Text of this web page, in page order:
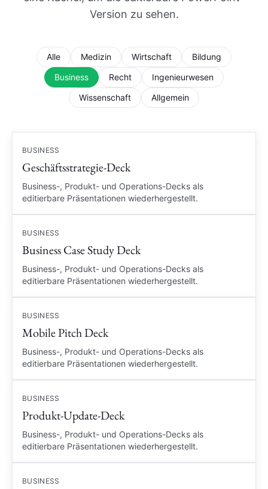
Version zu sehen.
Alle Medizin Wirtschaft
Bildung
Business
Recht
Ingenieurwesen
Wissenschaft
Allgemein
BUSINESS
Geschäftsstrategie-Deck
Business-, Produkt- und Operations-Decks als
editierbare Präsentationen wiederhergestellt.
BUSINESS
Business Case Study Deck
Business-, Produkt- und Operations-Decks als
editierbare Präsentationen wiederhergestellt.
BUSINESS
Mobile Pitch Deck
Business-, Produkt- und Operations-Decks als
editierbare Präsentationen wiederhergestellt.
BUSINESS
Produkt-Update-Deck
Business-, Produkt- und Operations-Decks als
editierbare Präsentationen wiederhergestellt.
BUSINESS